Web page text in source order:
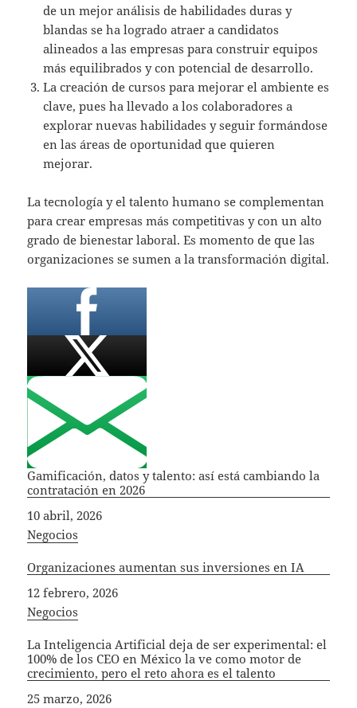
de un mejor análisis de habilidades duras y
blandas se ha logrado atraer a candidatos
alineados a las empresas para construir equipos
más equilibrados y con potencial de desarrollo.
La creación de cursos para mejorar el ambiente es
clave, pues ha llevado a los colaboradores a
explorar nuevas habilidades y seguir formándose
en las áreas de oportunidad que quieren
mejorar.
La tecnología y el talento humano se complementan
para crear empresas más competitivas y con un alto
grado de bienestar laboral. Es momento de que las
organizaciones se sumen a la transformación digital.
Gamificación, datos y talento: así está cambiando la
contratación en 2026
Fecha
10 abril, 2026
In relation to
Negocios
Organizaciones aumentan sus inversiones en IA
Fecha
12 febrero, 2026
In relation to
Negocios
La Inteligencia Artificial deja de ser experimental: el
100% de los CEO en México la ve como motor de
crecimiento, pero el reto ahora es el talento
Fecha
25 marzo, 2026